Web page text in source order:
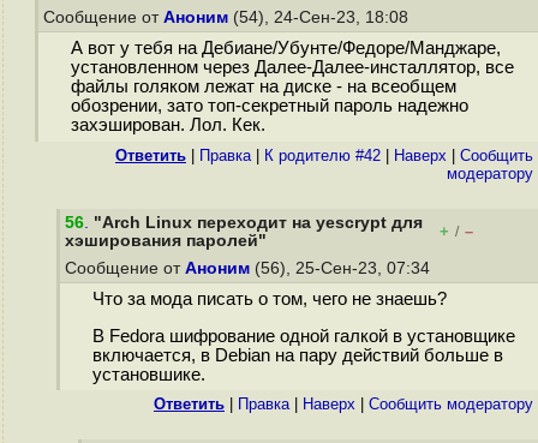
Сообщение от Аноним (54), 24-Сен-23, 18:08
А вот у тебя на Дебиане/Убунте/Федоре/Манджаре,
установленном через Далее-Далее-инсталлятор, все
файлы голяком лежат на диске - на всеобщем
обозрении, зато топ-секретный пароль надежно
захэширован. Лол. Кек.
Ответить Правка| К родителю #42 Наверх
Cообщить
модератору
56. "Arch Linux переходит на yescrypt для
хэширования паролей"
+ / –
Сообщение от Аноним (56), 25-Сен-23, 07:34
Что за мода писать о том, чего не знаешь?
В Fedora шифрование одной галкой в установщике
включается, в Debian на пару действий больше в
установшике.
Ответить Правка| Наверх Cообщить модератору